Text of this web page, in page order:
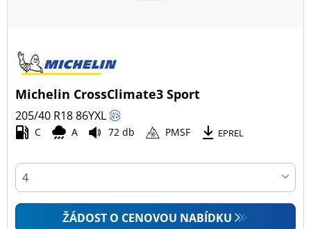
Michelin CrossClimate3 Sport
205/40 R1886YXL
C A 72 db PMSF EPREL
ŽÁDOST O CENOVOU NABÍDKU